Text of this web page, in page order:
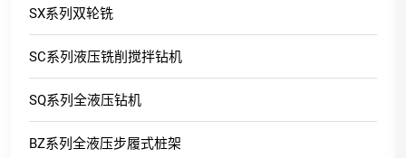
SX系列双轮铣
SC系列液压铣削搅拌钻机
SQ系列全液压钻机
BZ系列全液压步履式桩架